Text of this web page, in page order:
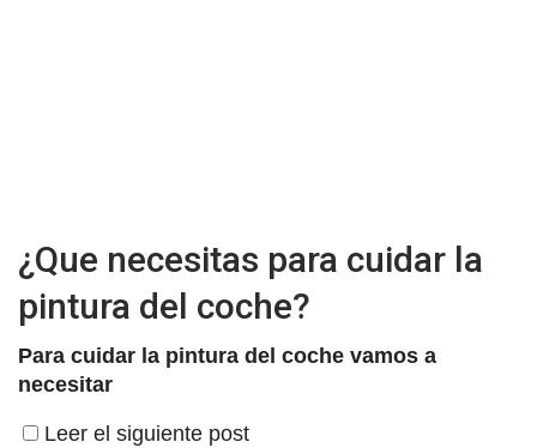
¿Que necesitas para cuidar la
pintura del coche?
Para cuidar la pintura del coche vamos a
necesitar
Leer el siguiente post